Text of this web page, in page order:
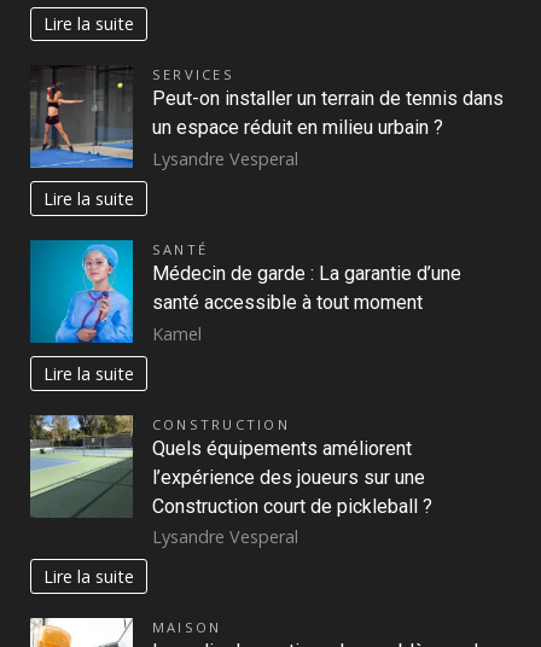
Lire la suite
SERVICES
Peut-on installer un terrain de tennis dans
un espace réduit en milieu urbain ?
Lysandre Vesperal
Lire la suite
SANTÉ
Médecin de garde : La garantie d’une
santé accessible à tout moment
Kamel
Lire la suite
CONSTRUCTION
Quels équipements améliorent
l’expérience des joueurs sur une
Construction court de pickleball ?
Lysandre Vesperal
Lire la suite
MAISON